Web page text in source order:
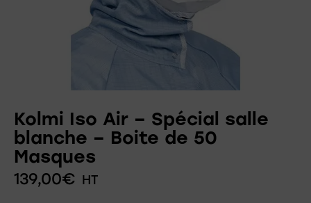
Kolmi Iso Air – Spécial salle
blanche – Boite de 50
Masques
139,00€ HT